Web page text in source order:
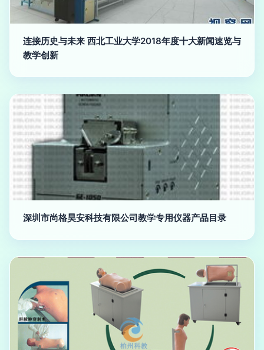
连接历史与未来 西北工业大学2018年度十大新闻速览与
教学创新
深圳市尚格昊安科技有限公司教学专用仪器产品目录